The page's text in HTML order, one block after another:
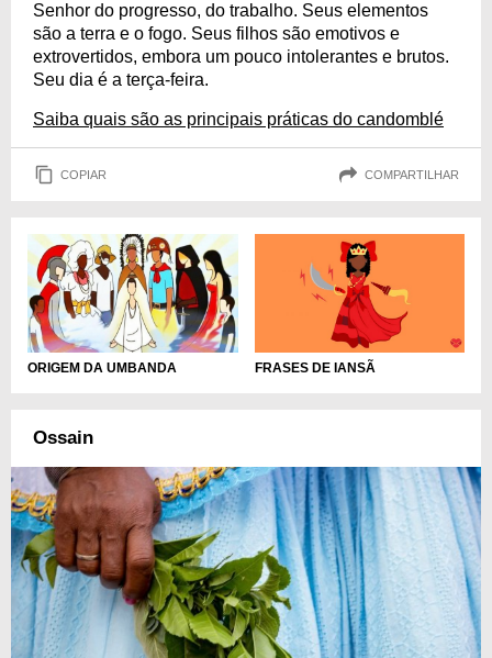
Senhor do progresso, do trabalho. Seus elementos
são a terra e o fogo. Seus filhos são emotivos e
extrovertidos, embora um pouco intolerantes e brutos.
Seu dia é a terça-feira.
Saiba quais são as principais práticas do candomblé
COPIAR COMPARTILHAR
ORIGEM DA UMBANDA FRASES DE IANSÃ
Ossain